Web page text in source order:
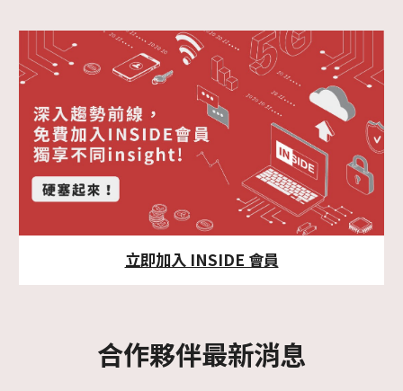
立即加入 INSIDE 會員
合作夥伴最新消息